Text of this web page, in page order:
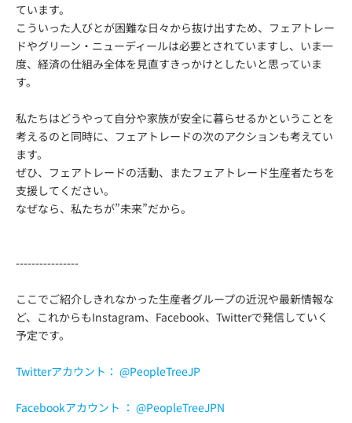
ています。
こういった人びとが困難な日々から抜け出すため、フェアトレー
ドやグリーン・ニューディールは必要とされていますし、いま一
度、経済の仕組み全体を見直すきっかけとしたいと思っていま
す。
私たちはどうやって自分や家族が安全に暮らせるかということを
考えるのと同時に、フェアトレードの次のアクションも考えてい
ます。
ぜひ、フェアトレードの活動、またフェアトレード生産者たちを
支援してください。
なぜなら、私たちが”未来”だから。
----------------
ここでご紹介しきれなかった生産者グループの近況や最新情報な
ど、これからもInstagram、Facebook、Twitterで発信していく
予定です。
Twitterアカウント： @PeopleTreeJP
Facebookアカウント ： @PeopleTreeJPN